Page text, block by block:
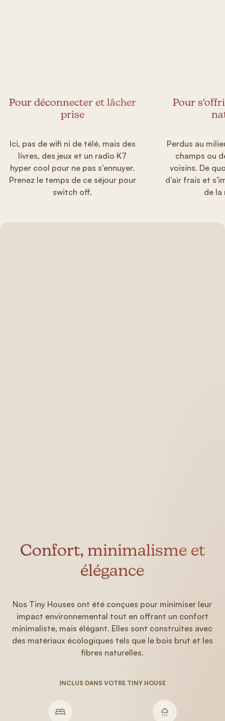
Pour déconnecter et lâcher
prise
Ici, pas de wifi ni de télé, mais des
livres, des jeux et un radio K7
hyper cool pour ne pas s'ennuyer.
Prenez le temps de ce séjour pour
switch off.
Pour
Perdus au
champs ou
voisins. De
d’air frais et
de la
Confort, minimalisme et
élégance
Nos Tiny Houses ont été conçues pour minimiser leur
impact environnemental tout en offrant un confort
minimaliste, mais élégant. Elles sont construites avec
des matériaux écologiques tels que le bois brut et les
fibres naturelles.
INCLUS DANS VOTRE TINY HOUSE